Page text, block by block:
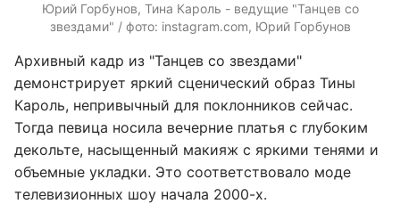
Юрий Горбунов, Тина Кароль - ведущие "Танцев со
звездами" / фото: instagram.com, Юрий Горбунов
Архивный кадр из "Танцев со звездами"
демонстрирует яркий сценический образ Тины
Кароль, непривычный для поклонников сейчас.
Тогда певица носила вечерние платья с глубоким
декольте, насыщенный макияж с яркими тенями и
объемные укладки. Это соответствовало моде
телевизионных шоу начала 2000-х.